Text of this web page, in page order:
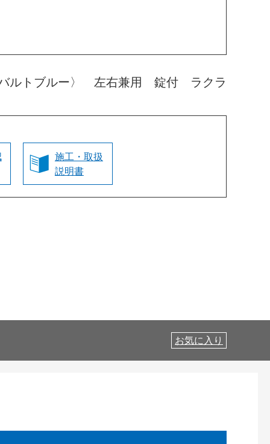
ルトブルー〉 左右兼用 錠付 ラクラ
施工・取扱
説明書
お気に入り